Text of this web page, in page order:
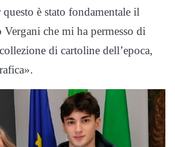
è stato fondamentale il
che mi ha permesso di
di cartoline dell’epoca,